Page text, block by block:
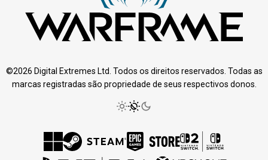
©2026 Digital Extremes Ltd. Todos os direitos reservados. Todas as
marcas registradas são propriedade de seus respectivos donos.